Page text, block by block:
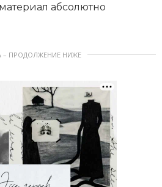
абсолютно
– ПРОДОЛЖЕНИЕ НИЖЕ